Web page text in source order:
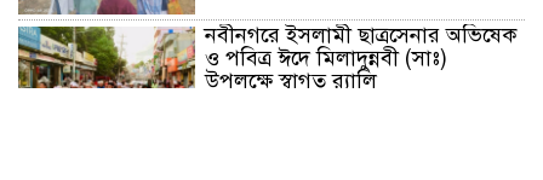
নবীনগরে ইসলামী ছাত্রসেনার অভিষেক
ও পবিত্র ঈদে মিলাদুন্নবী (সাঃ)
উপলক্ষে স্বাগত র‍্যালি